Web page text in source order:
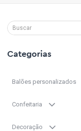
Categorias
Balões personalizados
Confeitaria
Decoração